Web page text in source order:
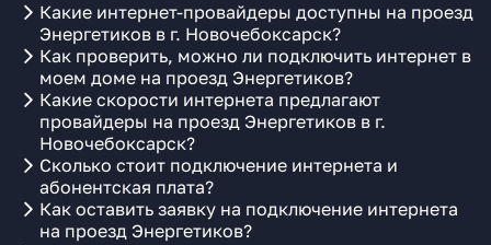
Какие интернет-провайдеры доступны на проезд
Энергетиков в г. Новочебоксарск?
Как проверить, можно ли подключить интернет в
моем доме на проезд Энергетиков?
Какие скорости интернета предлагают
провайдеры на проезд Энергетиков в г.
Новочебоксарск?
Сколько стоит подключение интернета и
абонентская плата?
Как оставить заявку на подключение интернета
на проезд Энергетиков?